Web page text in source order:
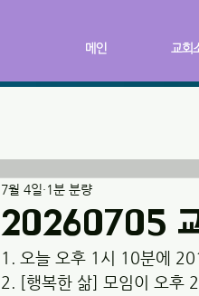
메인 교회
20260705
7월 4일 1분 분량
1. 오늘 오후 1시 10분에
2. [행복한 삶] 모임이 오후